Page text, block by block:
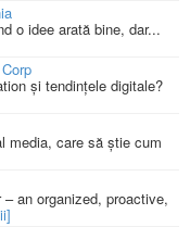
o idee arată bine, dar...
și tendințele digitale?
media, care să știe cum
an organized, proactive,